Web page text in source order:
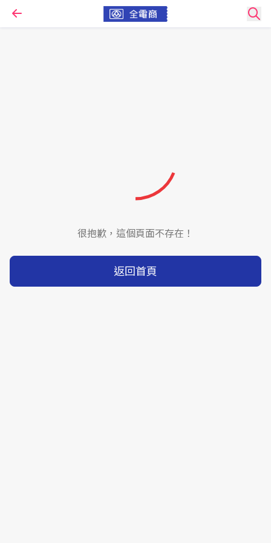
很抱歉，這個頁面不存在！
返回首頁